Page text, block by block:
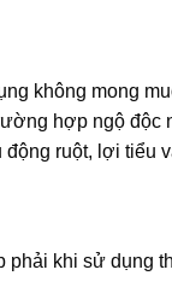
không mong
hợp ngộ
ruột, lợi tiểu
phải khi sử dụng